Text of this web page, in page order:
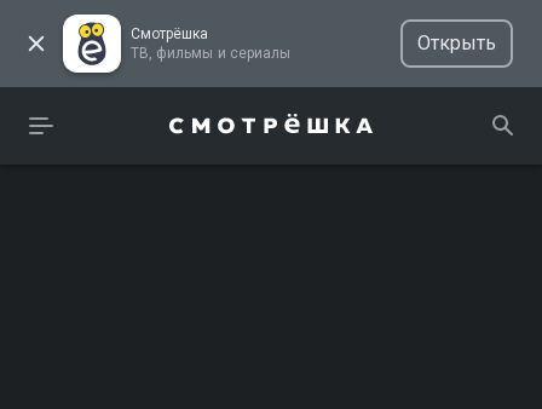
Смотрёшка
ТВ, фильмы и сериалы
Открыть